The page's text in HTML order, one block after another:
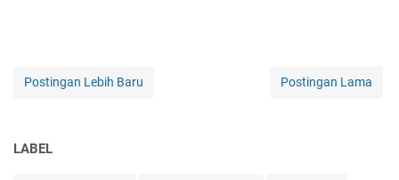
Postingan Lebih Baru Postingan Lama
LABEL